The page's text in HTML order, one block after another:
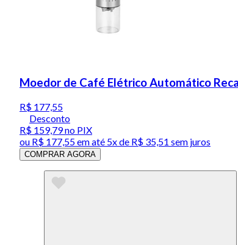
Moedor de Café Elétrico Automático
R$ 177,55
Desconto
R$ 159,79no PIX
ou R$ 177,55em até 5x de R$ 35,51 sem juros
COMPRAR AGORA